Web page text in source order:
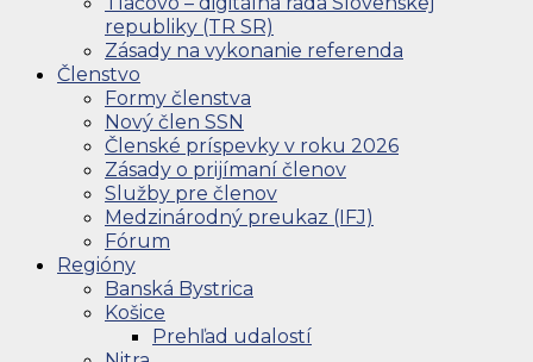
republiky (TR SR)
Zásady na vykonanie referenda
Členstvo
Formy členstva
Nový člen SSN
Členské príspevky v roku 2026
Zásady o prijímaní členov
Služby pre členov
Medzinárodný preukaz (IFJ)
Fórum
Regióny
Banská Bystrica
Košice
Prehľad udalostí